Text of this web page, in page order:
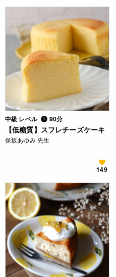
中級 レベル 90分
【低糖質】スフレチーズケーキ
保坂あゆみ 先生
149